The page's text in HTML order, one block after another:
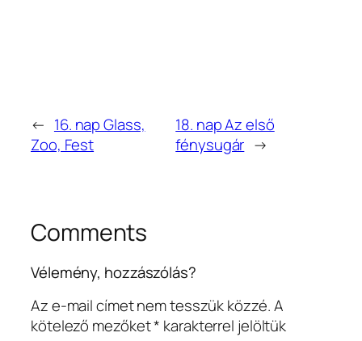
← 16. nap Glass,
Zoo, Fest
18. nap Az első
fénysugár →
Comments
Vélemény, hozzászólás?
Az e-mail címet nem tesszük közzé.A
kötelező mezőket* karakterrel jelöltük